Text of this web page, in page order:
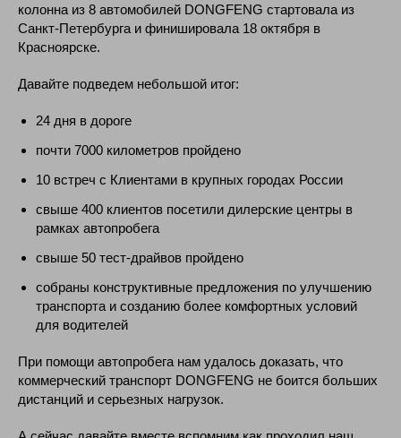
колонна из 8 автомобилей DONGFENG стартовала из
Санкт-Петербурга и финишировала 18 октября в
Красноярске.
Давайте подведем небольшой итог:
24 дня в дороге
почти 7000 километров пройдено
10 встреч с Клиентами в крупных городах России
свыше 400 клиентов посетили дилерские центры в
рамках автопробега
свыше 50 тест-драйвов пройдено
собраны конструктивные предложения по улучшению
транспорта и созданию более комфортных условий
для водителей
При помощи автопробега нам удалось доказать, что
коммерческий транспорт DONGFENG не боится больших
дистанций и серьезных нагрузок.